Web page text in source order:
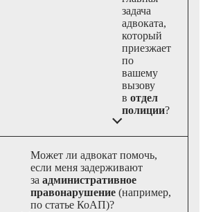
задача
адвоката,
который
приезжает
по
вашему
вызову
в отдел
полиции?
Может ли адвокат помочь,
если меня задерживают
за административное
правонарушение (например,
по статье КоАП)?